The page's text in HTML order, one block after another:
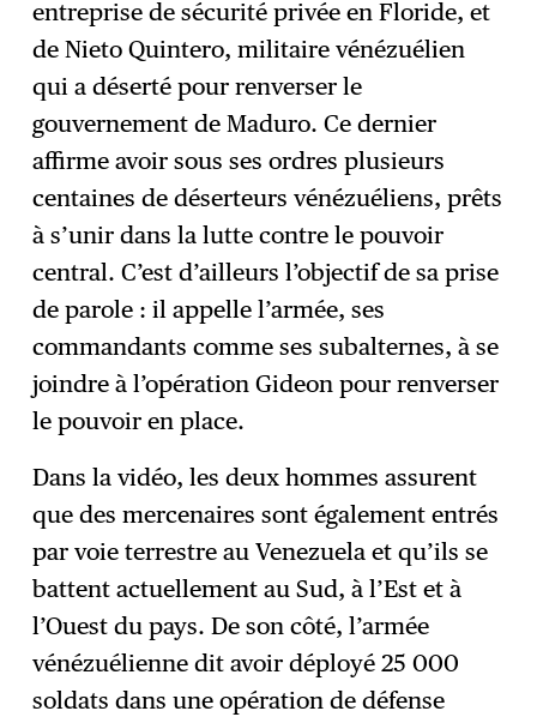
entreprise de sécurité privée en Floride, et
de Nieto Quintero, militaire vénézuélien
qui a déserté pour renverser le
gouvernement de Maduro. Ce dernier
affirme avoir sous ses ordres plusieurs
centaines de déserteurs vénézuéliens, prêts
à s’unir dans la lutte contre le pouvoir
central. C’est d’ailleurs l’objectif de sa prise
de parole : il appelle l’armée, ses
commandants comme ses subalternes, à se
joindre à l’opération Gideon pour renverser
le pouvoir en place.
Dans la vidéo, les deux hommes assurent
que des mercenaires sont également entrés
par voie terrestre au Venezuela et qu’ils se
battent actuellement au Sud, à l’Est et à
l’Ouest du pays. De son côté, l’armée
vénézuélienne dit avoir déployé 25 000
soldats dans une opération de défense